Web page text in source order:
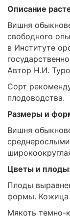
Описание
Вишня
свободного
в Институте
Автор Н.И.
Сорт
плодоводства.
Размеры и
Вишня
Цветы и
Плоды
формы. Кожица
Мякоть темно-